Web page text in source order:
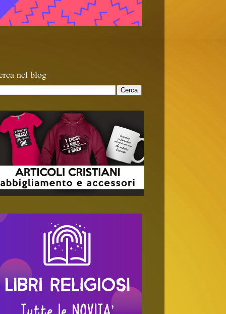
nel blog